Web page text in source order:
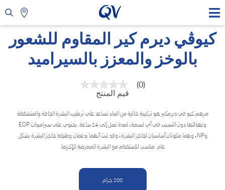
كيوڤي ديرم كير المقاوم للشعور
بالوخز والمعزز بالسيراميد
بلا
رابط
نفس
الصفحة.
(0)
قيم المنتج
مرهم كيو في ديرمكير هو تركيبة خالية من الماء تساعد على ترطيب البشرة الجافة والمتشققة
وتهدئتها دون التسبب في أي لسعة، لمدة تصل إلى 24 ساعة. يحتوي على سيراميدات EOP
وNP، وهما مكونان أساسيان لحاجز البشرة، وقد ثبت أنهما يدعمان وظيفة حاجز البشرة بشكل
عام. مناسب للاستخدام مع البشرة المعرضة للإكزيما.
200 جرام